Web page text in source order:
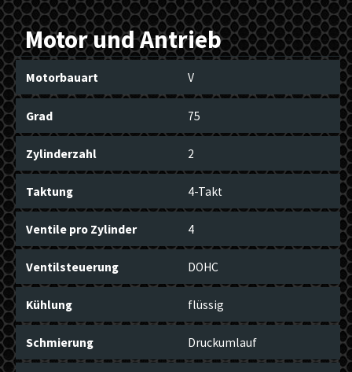
Motor und Antrieb
Motorbauart V
Grad 75
Zylinderzahl 2
Taktung 4-Takt
Ventile pro Zylinder 4
Ventilsteuerung DOHC
Kühlung flüssig
Schmierung Druckumlauf